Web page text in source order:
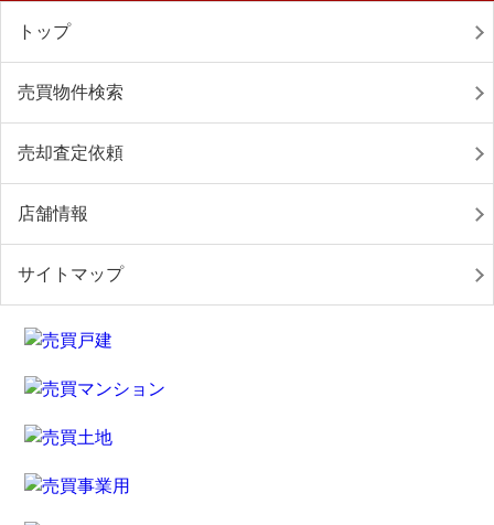
トップ
売買物件検索
売却査定依頼
店舗情報
サイトマップ